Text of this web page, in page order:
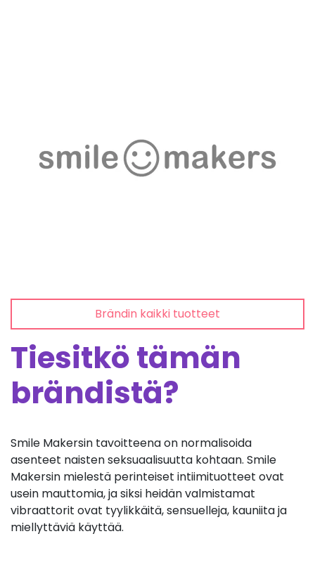
Brändin kaikki tuotteet
Tiesitkö tämän
brändistä?
Smile Makersin tavoitteena on normalisoida
asenteet naisten seksuaalisuutta kohtaan. Smile
Makersin mielestä perinteiset intiimituotteet ovat
usein mauttomia, ja siksi heidän valmistamat
vibraattorit ovat tyylikkäitä, sensuelleja, kauniita ja
miellyttäviä käyttää.